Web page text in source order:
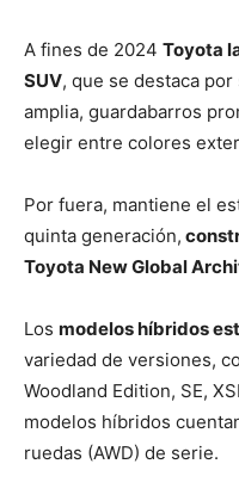
A fines de 2024 Toyota
SUV, que se destaca
amplia, guardabarros
elegir entre colores
Por fuera, mantiene el
quinta generación,
Toyota New Global
Los modelos híbridos
variedad de versiones,
Woodland Edition, SE,
modelos híbridos
ruedas (AWD) de serie.